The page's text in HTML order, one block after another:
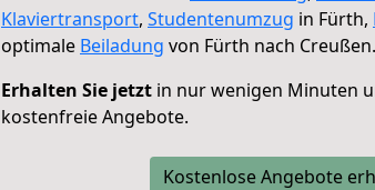
Klaviertransport, Studentenumzug in Fürth,
optimale Beiladung von Fürth nach Creußen.
Erhalten Sie jetzt in nur wenigen Minuten
kostenfreie Angebote.
Kostenlose Angebote